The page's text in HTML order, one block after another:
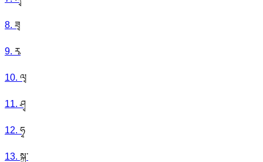
8. ཟྭ
9. རྭ
10. ལྭ
11. ཤྭ
12. ཧྭ
13. སྐྲ་